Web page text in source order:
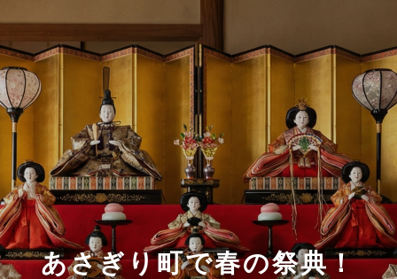
あさぎり町で春の祭典！